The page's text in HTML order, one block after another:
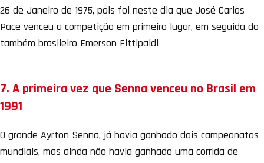
26 de Janeiro de 1975, pois foi neste dia que José Carlos
Pace venceu a competição em primeiro lugar, em seguida do
também brasileiro Emerson Fittipaldi
7. A primeira vez que Senna venceu no Brasil em
1991
O grande Ayrton Senna, já havia ganhado dois campeonatos
mundiais, mas ainda não havia ganhado uma corrida de